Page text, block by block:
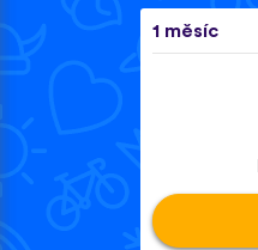
1 měsíc